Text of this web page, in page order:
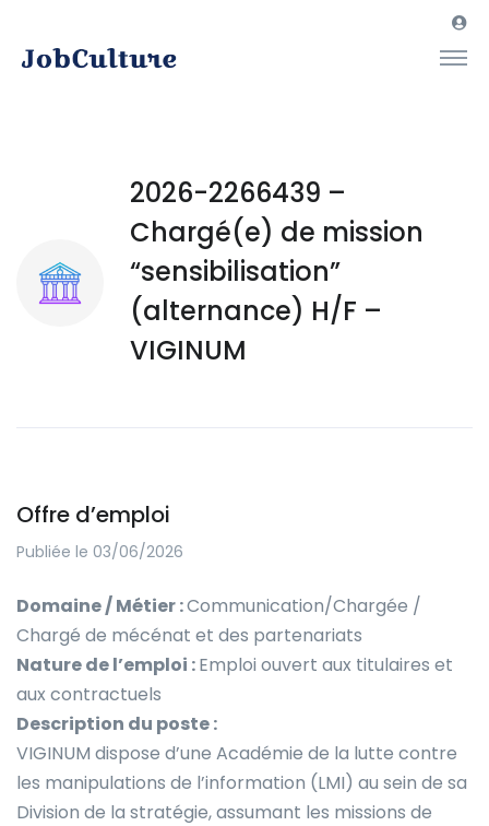
2026-2266439 –
Chargé(e) de mission
“sensibilisation”
(alternance) H/F –
VIGINUM
Offre d’emploi
Publiée le 03/06/2026
Domaine / Métier :Communication/Chargée /
Chargé de mécénat et des partenariats
Nature de l’emploi :Emploi ouvert aux titulaires et
aux contractuels
Description du poste :
VIGINUM dispose d’une Académie de la lutte contre
les manipulations de l’information (LMI) au sein de sa
Division de la stratégie, assumant les missions de